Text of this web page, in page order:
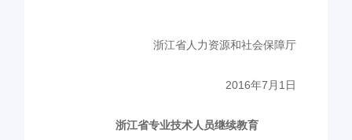
浙江省人力资源和社会保障厅
2016年7月 1日
浙江省专业技术人员继续教育